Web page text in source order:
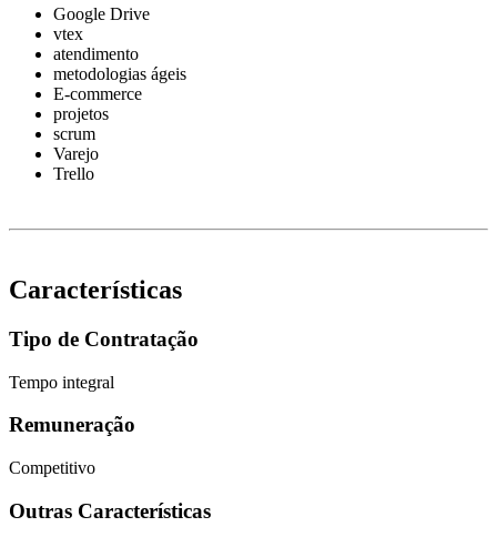
Google Drive
vtex
atendimento
metodologias ágeis
E-commerce
projetos
scrum
Varejo
Trello
Características
Tipo de Contratação
Tempo integral
Remuneração
Competitivo
Outras Características